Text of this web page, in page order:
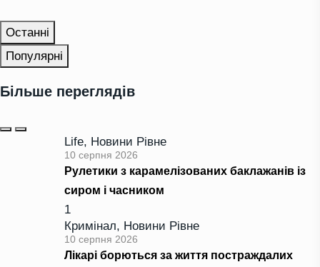
Останні
Популярні
Більше переглядів
Life, Новини Рівне
10 серпня 2026
Рулетики з карамелізованих баклажанів із
сиром і часником
1
Кримінал, Новини Рівне
10 серпня 2026
Лікарі борються за життя постраждалих